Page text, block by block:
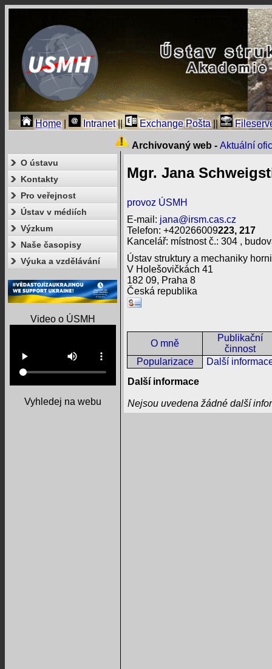
Home| Intranet|| Exchange Pošta ||
Archivovaný web - Aktuální
O ústavu
Kontakty
Pro veřejnost
Ústav v médiích
Výzkum
Naše časopisy
Výuka a vzdělávání
Video o ÚSMH
Vyhledej na webu
Mgr. Jana
provoz ÚSMH
E-mail: jana@irsm.cas.cz
Telefon: +420266009223, 217
Kancelář: místnost č.: 304 ,
Ústav struktury a mechaniky
V Holešovičkách 41
182 09, Praha 8
Česká republika
O mně
Publikační
činnost
Popularizace
Další
Další informace
Nejsou uvedena žádné další